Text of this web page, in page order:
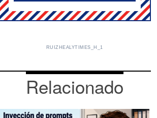
RUIZHEALYTIMES_H_1
Relacionado